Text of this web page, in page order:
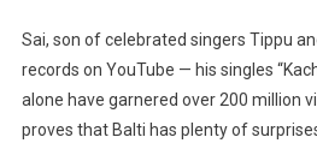
Sai, son of celebrated singers Tippu
records on YouTube — his singles
alone have garnered over 200 million
proves that Balti has plenty of